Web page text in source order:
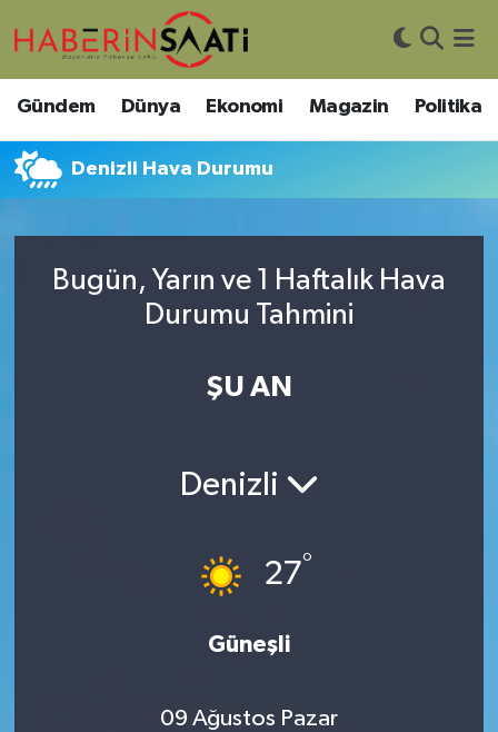
Gündem Dünya Ekonomi Magazin Politika
Denizli Hava Durumu
Bugün, Yarın ve 1 Haftalık Hava
Durumu Tahmini
ŞU AN
Denizli
27°
Güneşli
09 Ağustos Pazar
Asayiş
Bilim ve Teknoloji
Çevre
Nöbetçi Eczaneler
Hava Durumu
Trafik Durumu
Tüm Manşetler